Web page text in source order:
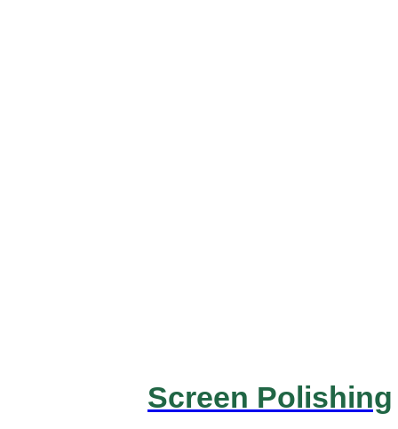
Screen Polishing